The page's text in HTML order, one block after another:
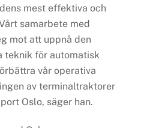
mest effektiva och
samarbete med
mot att uppnå den
teknik för automatisk
vår operativa
av terminaltraktorer
Oslo, säger han.